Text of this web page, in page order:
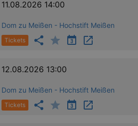
11.08.2026 14:00
Dom zu Meißen - Hochstift Meißen
Tickets
12.08.2026 13:00
Dom zu Meißen - Hochstift Meißen
Tickets